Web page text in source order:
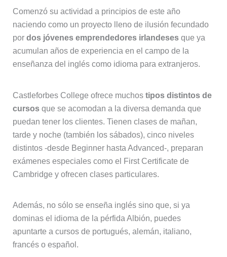
Comenzó su actividad a principios de este año
naciendo como un proyecto lleno de ilusión fecundado
por dos jóvenes emprendedores irlandesesque ya
acumulan años de experiencia en el campo de la
enseñanza del inglés como idioma para extranjeros.
Castleforbes College ofrece muchos tipos distintos de
cursosque se acomodan a la diversa demanda que
puedan tener los clientes. Tienen clases de mañan,
tarde y noche (también los sábados), cinco niveles
distintos -desde Beginner hasta Advanced-, preparan
exámenes especiales como el First Certificate de
Cambridge y ofrecen clases particulares.
Además, no sólo se enseña inglés sino que, si ya
dominas el idioma de la pérfida Albión, puedes
apuntarte a cursos de portugués, alemán, italiano,
francés o español.